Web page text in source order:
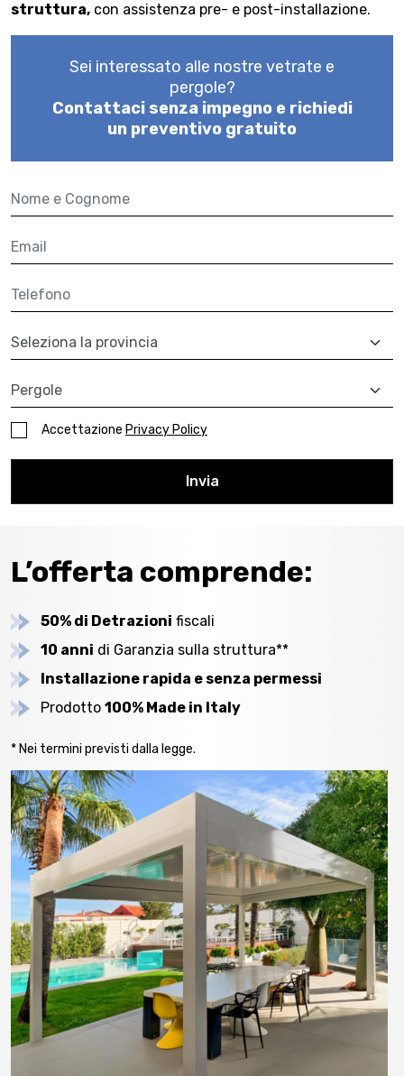
struttura, con assistenza pre- e post-installazione.
Sei interessato alle nostre vetrate e
pergole?
Contattaci senza impegno e richiedi
un preventivo gratuito
Nome e cognome
Email
Telefono
Provincia
A quale prodotto sei interessato?
Accettazione Privacy Policy
Invia
L’offerta comprende:
50% di Detrazioni fiscali
10 anni di Garanzia sulla struttura**
Installazione rapida e senza permessi
Prodotto100% Made in Italy
* Nei termini previsti dalla legge.